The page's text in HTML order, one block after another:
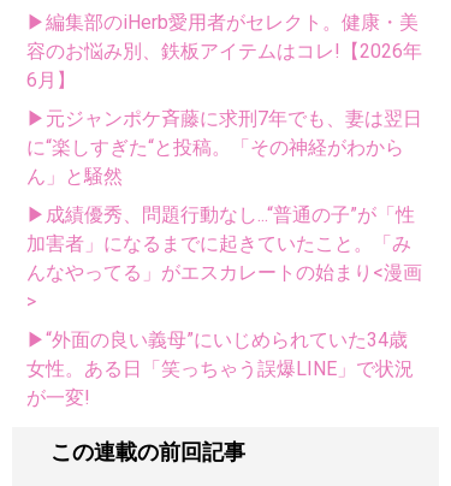
▶編集部のiHerb愛用者がセレクト。健康・美
容のお悩み別、鉄板アイテムはコレ!【2026年
6月】
▶元ジャンポケ斉藤に求刑7年でも、妻は翌日
に“楽しすぎた“と投稿。「その神経がわから
ん」と騒然
▶成績優秀、問題行動なし...“普通の子”が「性
加害者」になるまでに起きていたこと。「み
んなやってる」がエスカレートの始まり<漫画
>
▶“外面の良い義母”にいじめられていた34歳
女性。ある日「笑っちゃう誤爆LINE」で状況
が一変!
この連載の前回記事